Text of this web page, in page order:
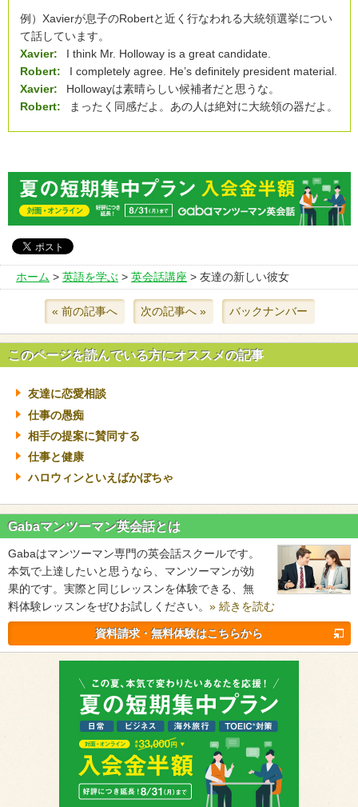
例）Xavierが息子のRobertと近く行なわれる大統領選挙につい
て話しています。
Xavier:
I think Mr. Holloway is a great candidate.
Robert:
I completely agree. He’s definitely president material.
Xavier:
Hollowayは素晴らしい候補者だと思うな。
Robert:
まったく同感だよ。あの人は絶対に大統領の器だよ。
ホーム > 英語を学ぶ > 英会話講座 > 友達の新しい彼女
« 前の記事へ 次の記事へ » バックナンバー
このページを読んでいる方にオススメの記事
友達に恋愛相談
仕事の愚痴
相手の提案に賛同する
仕事と健康
ハロウィンといえばかぼちゃ
Gabaマンツーマン英会話とは
Gabaはマンツーマン専門の英会話スクールです。
本気で上達したいと思うなら、マンツーマンが効
果的です。実際と同じレッスンを体験できる、無
料体験レッスンをぜひお試しください。 » 続きを読む
資料請求・無料体験はこちらから